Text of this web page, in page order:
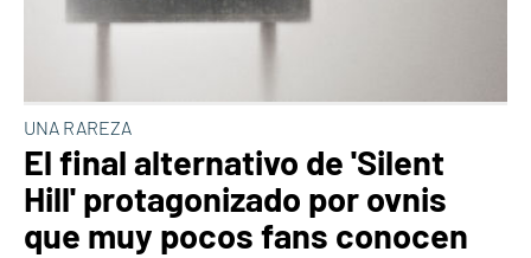
UNA RAREZA
El final alternativo de 'Silent
Hill' protagonizado por ovnis
que muy pocos fans conocen